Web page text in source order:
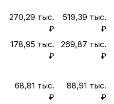
270,29 тыс.
₽
519,39 тыс.
₽
178,95 тыс.
₽
269,87 тыс.
₽
68,81 тыс.
₽
88,91 тыс.
₽